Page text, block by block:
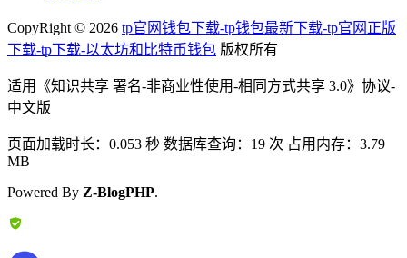
CopyRight © 2026 tp官网钱包下载-tp钱包最新下载-tp官网正版
下载-tp下载-以太坊和比特币钱包 版权所有
适用《知识共享 署名-非商业性使用-相同方式共享 3.0》协议-
中文版
页面加载时长：0.053 秒 数据库查询：19 次 占用内存：3.79
MB
Powered By Z-BlogPHP.